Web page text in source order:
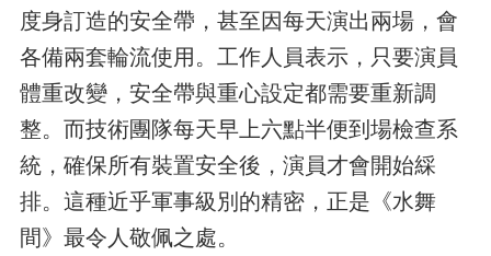
度身訂造的安全帶，甚至因每天演出兩場，會
各備兩套輪流使用。工作人員表示，只要演員
體重改變，安全帶與重心設定都需要重新調
整。而技術團隊每天早上六點半便到場檢查系
統，確保所有裝置安全後，演員才會開始綵
排。這種近乎軍事級別的精密，正是《水舞
間》最令人敬佩之處。